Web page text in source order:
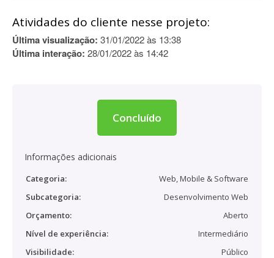
Atividades do cliente nesse projeto:
Última visualização: 31/01/2022 às 13:38
Última interação: 28/01/2022 às 14:42
Concluído
Informações adicionais
Categoria:
Web, Mobile & Software
Subcategoria:
Desenvolvimento Web
Orçamento:
Aberto
Nível de experiência:
Intermediário
Visibilidade:
Público